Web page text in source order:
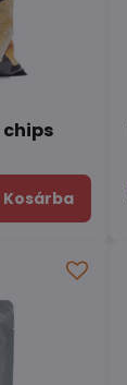
Kosárba